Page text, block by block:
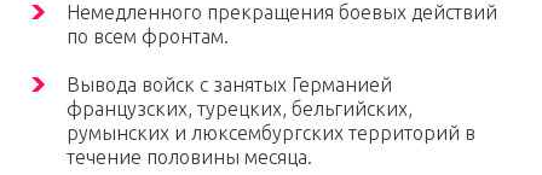
Немедленного прекращения боевых действий
по всем фронтам.
Вывода войск с занятых Германией
французских, турецких, бельгийских,
румынских и люксембургских территорий в
течение половины месяца.